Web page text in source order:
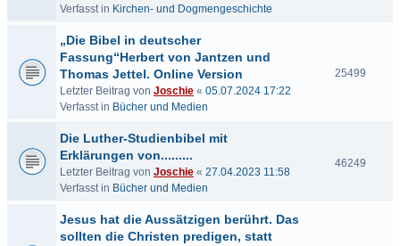
Verfasst in Kirchen- und Dogmengeschichte
„Die Bibel in deutscher
Fassung“Herbert von Jantzen und
Thomas Jettel. Online Version
Letzter Beitrag von Joschie « 05.07.2024 17:22
Verfasst in Bücher und Medien
25499
Die Luther-Studienbibel mit
Erklärungen von.........
Letzter Beitrag von Joschie « 27.04.2023 11:58
Verfasst in Bücher und Medien
46249
Jesus hat die Aussätzigen berührt. Das
sollten die Christen predigen, statt